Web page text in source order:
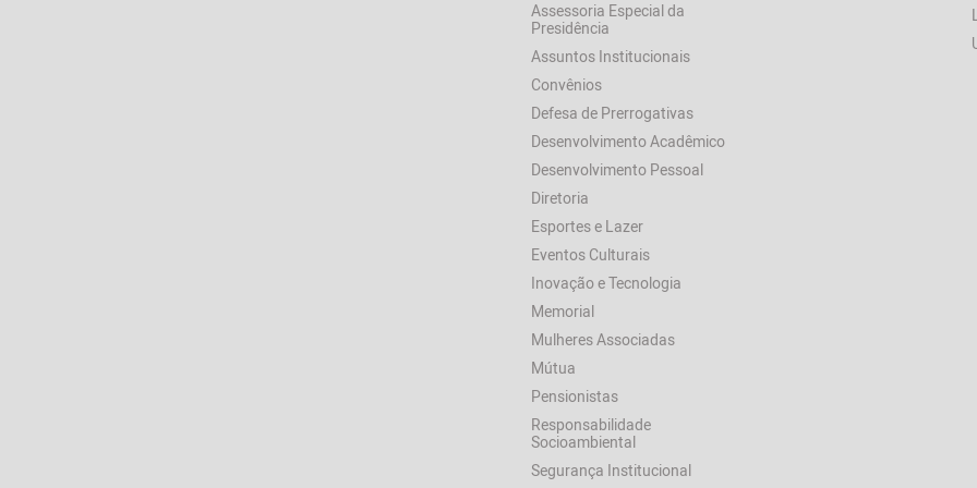
Assessoria Especial da
Presidência
Assuntos Institucionais
Convênios
Defesa de Prerrogativas
Desenvolvimento Acadêmico
Desenvolvimento Pessoal
Diretoria
Esportes e Lazer
Eventos Culturais
Inovação e Tecnologia
Memorial
Mulheres Associadas
Mútua
Pensionistas
Responsabilidade
Socioambiental
Segurança Institucional